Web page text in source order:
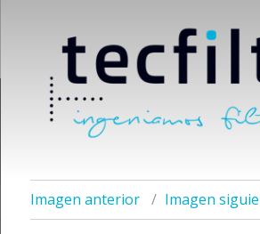
Imagen anterior Imagen